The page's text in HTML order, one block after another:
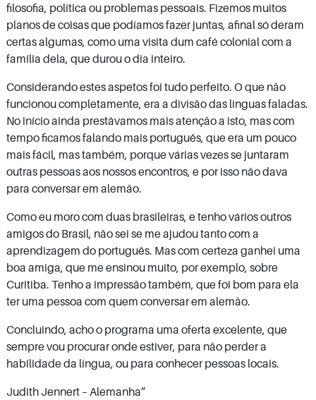
filosofia, política ou problemas pessoais. Fizemos muitos
planos de coisas que podíamos fazer juntas, afinal só deram
certas algumas, como uma visita dum café colonial com a
família dela, que durou o dia inteiro.
Considerando estes aspetos foi tudo perfeito. O que não
funcionou completamente, era a divisão das línguas faladas.
No início ainda prestávamos mais atenção a isto, mas com
tempo ficamos falando mais português, que era um pouco
mais fácil, mas também, porque várias vezes se juntaram
outras pessoas aos nossos encontros, e por isso não dava
para conversar em alemão.
Como eu moro com duas brasileiras, e tenho vários outros
amigos do Brasil, não sei se me ajudou tanto com a
aprendizagem do português. Mas com certeza ganhei uma
boa amiga, que me ensinou muito, por exemplo, sobre
Curitiba. Tenho a impressão também, que foi bom para ela
ter uma pessoa com quem conversar em alemão.
Concluindo, acho o programa uma oferta excelente, que
sempre vou procurar onde estiver, para não perder a
habilidade da língua, ou para conhecer pessoas locais.
Judith Jennert – Alemanha”